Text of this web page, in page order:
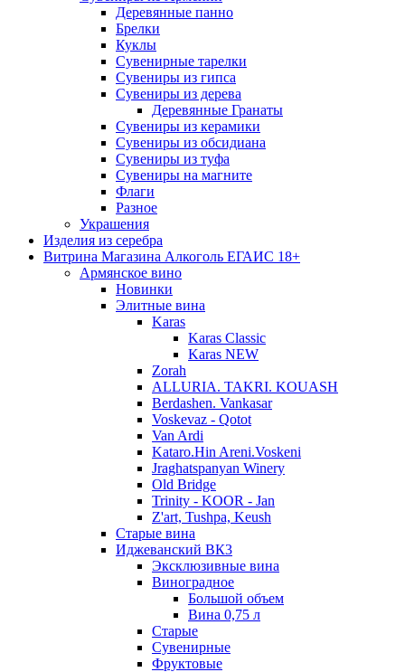
Деревянные панно
Брелки
Куклы
Сувенирные тарелки
Сувениры из гипса
Сувениры из дерева
Деревянные Гранаты
Сувениры из керамики
Сувениры из обсидиана
Сувениры из туфа
Сувениры на магните
Флаги
Разное
Украшения
Изделия из серебра
Витрина Магазина Алкоголь ЕГАИС 18+
Армянское вино
Новинки
Элитные вина
Karas
Karas Classic
Karas NEW
Zorah
ALLURIA. TAKRI. KOUASH
Berdashen. Vankasar
Voskevaz - Qotot
Van Ardi
Kataro.Hin Areni.Voskeni
Jraghatspanyan Winery
Old Bridge
Trinity - KOOR - Jan
Z'art, Tushpa, Keush
Старые вина
Иджеванский ВК3
Эксклюзивные вина
Виноградное
Большой объем
Вина 0,75 л
Старые
Сувенирные
Фруктовые